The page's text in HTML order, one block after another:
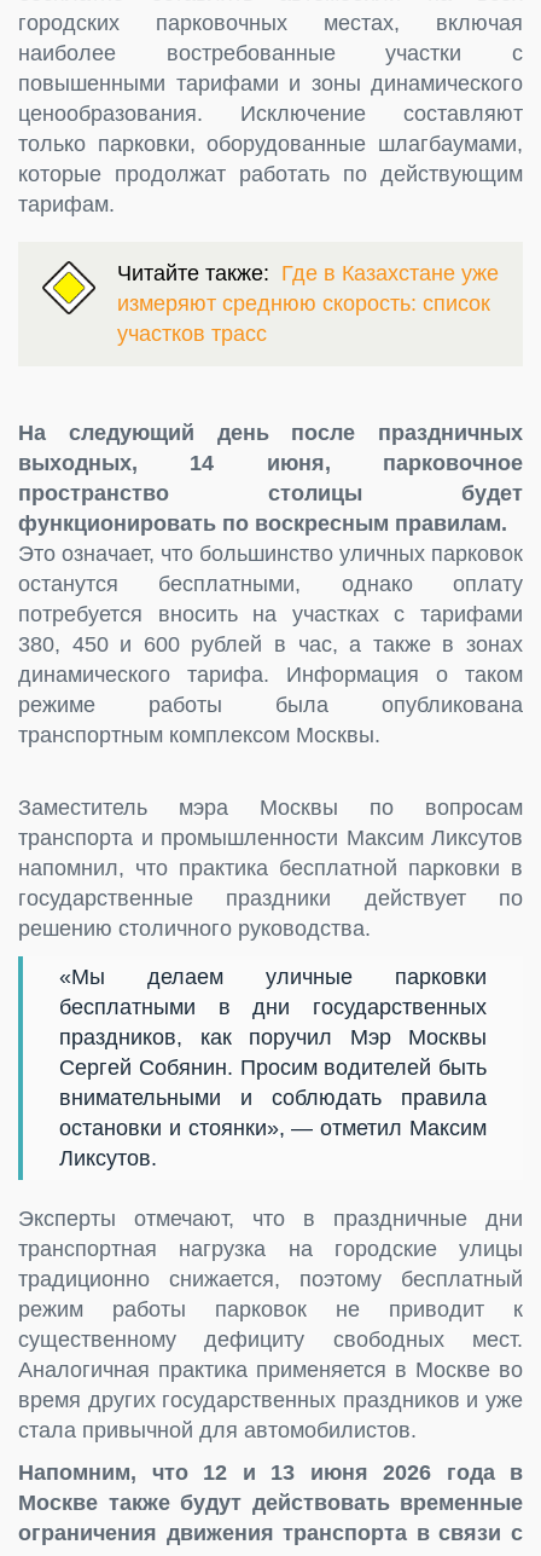
городских парковочных местах, включая
наиболее востребованные участки с
повышенными тарифами и зоны динамического
ценообразования. Исключение составляют
только парковки, оборудованные шлагбаумами,
которые продолжат работать по действующим
тарифам.
Читайте также: Где в Казахстане уже
измеряют среднюю скорость: список
участков трасс
На следующий день после праздничных
выходных, 14 июня, парковочное
пространство столицы будет
функционировать по воскресным правилам.
Это означает, что большинство уличных парковок
останутся бесплатными, однако оплату
потребуется вносить на участках с тарифами
380, 450 и 600 рублей в час, а также в зонах
динамического тарифа. Информация о таком
режиме работы была опубликована
транспортным комплексом Москвы.
Заместитель мэра Москвы по вопросам
транспорта и промышленности Максим Ликсутов
напомнил, что практика бесплатной парковки в
государственные праздники действует по
решению столичного руководства.
«Мы делаем уличные парковки
бесплатными в дни государственных
праздников, как поручил Мэр Москвы
Сергей Собянин. Просим водителей быть
внимательными и соблюдать правила
остановки и стоянки», — отметил Максим
Ликсутов.
Эксперты отмечают, что в праздничные дни
транспортная нагрузка на городские улицы
традиционно снижается, поэтому бесплатный
режим работы парковок не приводит к
существенному дефициту свободных мест.
Аналогичная практика применяется в Москве во
время других государственных праздников и уже
стала привычной для автомобилистов.
Напомним, что 12 и 13 июня 2026 года в
Москве также будут действовать временные
ограничения движения транспорта в связи с